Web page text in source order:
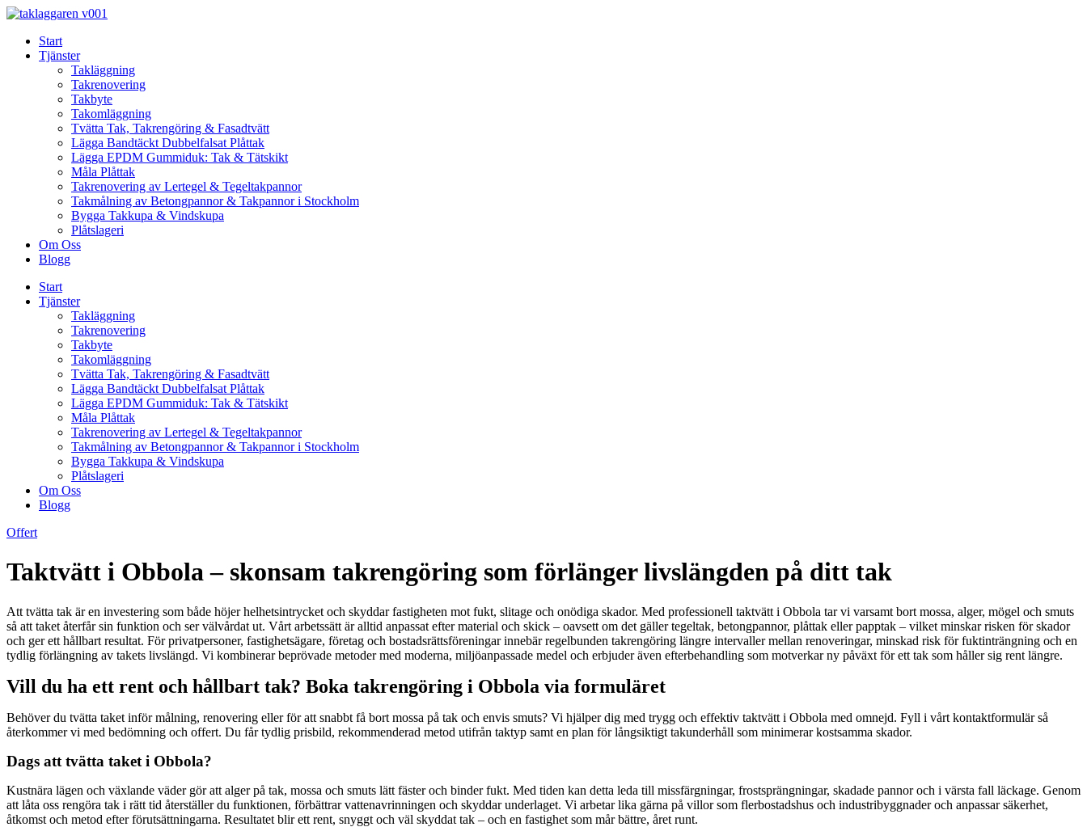
Skip
contentStart
Tjänster
Takläggning
Takrenovering
Takbyte
Takomläggning
Tvätta Tak, Takrengöring & Fasadtvätt
Lägga Bandtäckt Dubbelfalsat Plåttak
Lägga EPDM Gummiduk: Tak & Tätskikt
Måla Plåttak
Takrenovering av Lertegel & Tegeltakpannor
Takmålning av Betongpannor & Takpannor i Stockholm
Bygga Takkupa & Vindskupa
Plåtslageri
Om Oss
Blogg
Start
Tjänster
Takläggning
Takrenovering
Takbyte
Takomläggning
Tvätta Tak, Takrengöring & Fasadtvätt
Lägga Bandtäckt Dubbelfalsat Plåttak
Lägga EPDM Gummiduk: Tak & Tätskikt
Måla Plåttak
Takrenovering av Lertegel & Tegeltakpannor
Takmålning av Betongpannor & Takpannor i Stockholm
Bygga Takkupa & Vindskupa
Plåtslageri
Om Oss
Blogg
Offert
Taktvätt i Obbola – skonsam takrengöring som förlänger livslängden på ditt tak
Att tvätta tak är en investering som både höjer helhetsintrycket och skyddar fastigheten mot fukt, slitage och onödiga skador. Med professionell taktvätt i Obbola tar vi varsamt bort mossa, alger, mögel och smuts
så att taket återfår sin funktion och ser välvårdat ut. Vårt arbetssätt är alltid anpassat efter material och skick – oavsett om det gäller tegeltak, betongpannor, plåttak eller papptak – vilket minskar risken för skador
och ger ett hållbart resultat. För privatpersoner, fastighetsägare, företag och bostadsrättsföreningar innebär regelbunden takrengöring längre intervaller mellan renoveringar, minskad risk för fuktinträngning och en
tydlig förlängning av takets livslängd. Vi kombinerar beprövade metoder med moderna, miljöanpassade medel och erbjuder även efterbehandling som motverkar ny påväxt för ett tak som håller sig rent längre.
Vill du ha ett rent och hållbart tak? Boka takrengöring i Obbola via formuläret
Behöver du tvätta taket inför målning, renovering eller för att snabbt få bort mossa på tak och envis smuts? Vi hjälper dig med trygg och effektiv taktvätt i Obbola med omnejd. Fyll i vårt kontaktformulär så
återkommer vi med bedömning och offert. Du får tydlig prisbild, rekommenderad metod utifrån taktyp samt en plan för långsiktigt takunderhåll som minimerar kostsamma skador.
Dags att tvätta taket i Obbola?
Kustnära lägen och växlande väder gör att alger på tak, mossa och smuts lätt fäster och binder fukt. Med tiden kan detta leda till missfärgningar, frostsprängningar, skadade pannor och i värsta fall läckage. Genom
att låta oss rengöra tak i rätt tid återställer du funktionen, förbättrar vattenavrinningen och skyddar underlaget. Vi arbetar lika gärna på villor som flerbostadshus och industribyggnader och anpassar säkerhet,
åtkomst och metod efter förutsättningarna. Resultatet blir ett rent, snyggt och väl skyddat tak – och en fastighet som mår bättre, året runt.